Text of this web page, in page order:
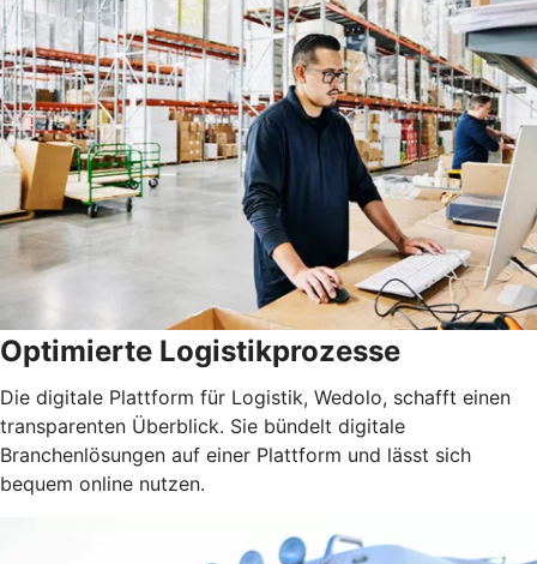
Optimierte Logistikprozesse
Die digitale Plattform für Logistik, Wedolo, schafft einen
transparenten Überblick. Sie bündelt digitale
Branchenlösungen auf einer Plattform und lässt sich
bequem online nutzen.